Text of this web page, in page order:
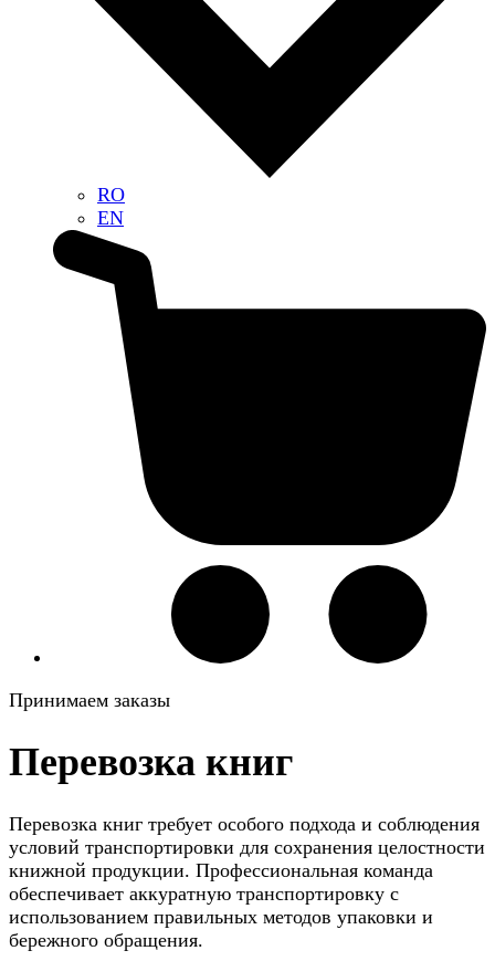
RO
EN
Принимаем заказы
Перевозка книг
Перевозка книг требует особого подхода и соблюдения
условий транспортировки для сохранения целостности
книжной продукции. Профессиональная команда
обеспечивает аккуратную транспортировку с
использованием правильных методов упаковки и
бережного обращения.